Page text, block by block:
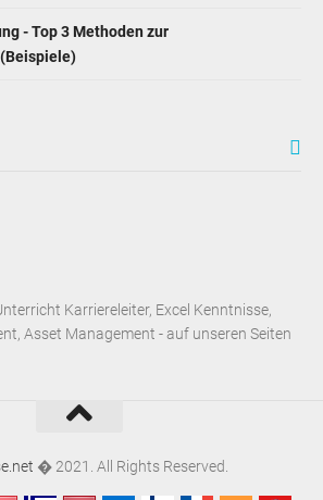
- Top 3 Methoden zur
Karriereleiter, Excel Kenntnisse,
Asset Management - auf unseren Seiten
� 2021. All Rights Reserved.